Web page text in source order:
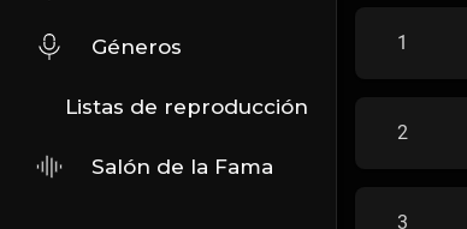
Géneros
Listas de reproducción
Salón de la Fama
1
2
3